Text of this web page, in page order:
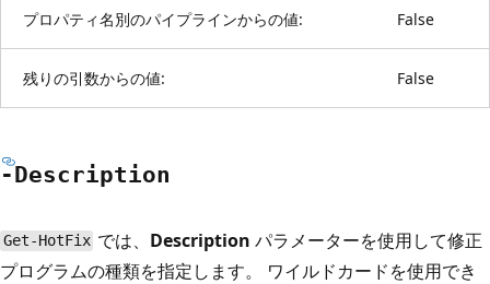
プロパティ名別のパイプラインからの値: False
残りの引数からの値: False
-Description
Get-HotFix では、 Description パラメーターを使用して修正
プログラムの種類を指定します。 ワイルドカードを使用でき